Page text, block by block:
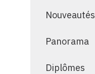
Nouveautés
Panorama
Diplômes